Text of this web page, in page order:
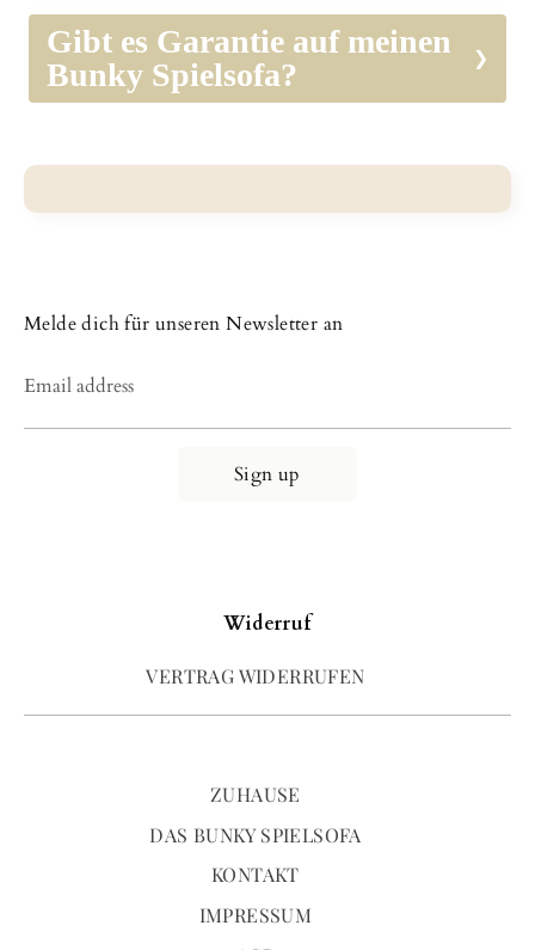
Gibt es Garantie auf meinen
Bunky Spielsofa?
Melde dich für unseren Newsletter an
Email address
Sign up
Widerruf
VERTRAG WIDERRUFEN
ZUHAUSE
DAS BUNKY SPIELSOFA
KONTAKT
IMPRESSUM